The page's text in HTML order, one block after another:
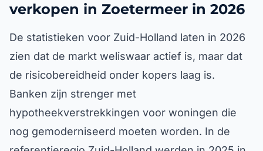
verkopen in Zoetermeer in 2026
De statistieken voor Zuid-Holland laten in 2026
zien dat de markt weliswaar actief is, maar dat
de risicobereidheid onder kopers laag is.
Banken zijn strenger met
hypotheekverstrekkingen voor woningen die
nog gemoderniseerd moeten worden. In de